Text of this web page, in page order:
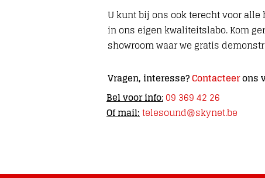
U kunt bij ons ook terecht voor
in ons eigen kwaliteitslabo. Kom
showroom waar we gratis
Vragen, interesse?Contacteerons
Bel voor info:09 369 42 26
Of mail:telesound@skynet.be